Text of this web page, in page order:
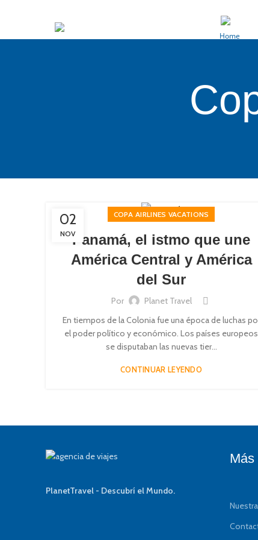
Home
02
NOV
COPA AIRLINES VACATIONS
Panamá, el istmo que une
América Central y América
del Sur
Por
Planet Travel
En tiempos de la Colonia fue una época de luchas
el poder político y económico. Los países europeos
se disputaban las nuevas tier...
CONTINUAR LEYENDO
PlanetTravel - Descubrí el Mundo.
Más